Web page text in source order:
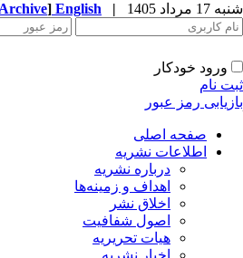
شنبه 17 مرداد 1405 |
English
Archive]
ورود خودکار
ثبت نام
بازیابی رمز عبور
صفحه اصلی
اطلاعات نشریه
درباره نشریه
اهداف و زمینه‌ها
اخلاق نشر
اصول شفافیت
هیات تحریریه
اخبار نشریه